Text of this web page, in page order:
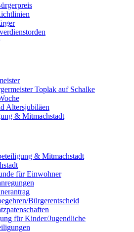
Toplak auf Schalke
Altersjubiläen
& Mitmachstadt
& Mitmachstadt
für Einwohner
Bürgerentscheid
für Kinder/Jugendliche